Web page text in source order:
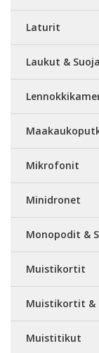
Laturit
Laukut &
Mikrofonit
Minidronet
Monopodit &
Muistikortit
Muistikortit &
Muistitikut